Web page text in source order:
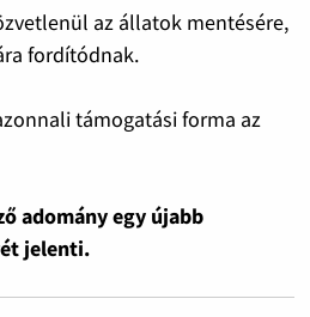
az állatok mentésére,
fordítódnak.
támogatási forma az
adomány egy újabb
jelenti.